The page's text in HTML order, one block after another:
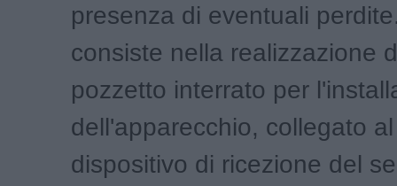
presenza di eventuali
consiste nella realizzazione
pozzetto interrato per
dell'apparecchio, collegato
dispositivo di ricezione del